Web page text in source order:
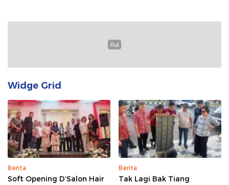
Widge Grid
Berita
Soft Opening D’Salon Hair
Berita
Tak Lagi Bak Tiang